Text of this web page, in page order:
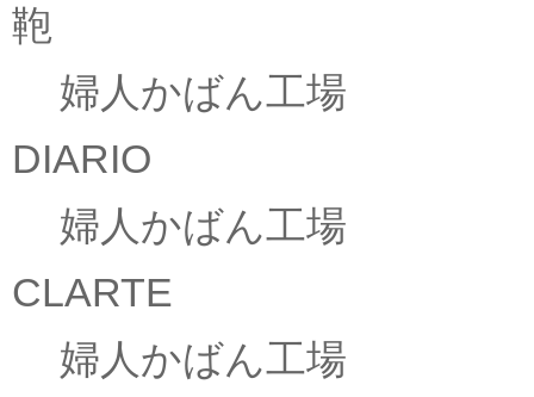
鞄
婦人かばん工場
DIARIO
婦人かばん工場
CLARTE
婦人かばん工場